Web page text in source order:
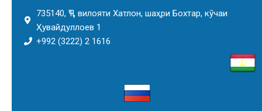
735140, ҶТ, вилояти Хатлон, шаҳри Бохтар, кӯчаи
Ҳувайдуллоев 1
+992 (3222) 2 1616